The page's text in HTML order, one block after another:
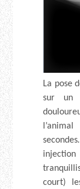
La pose
sur un
court)